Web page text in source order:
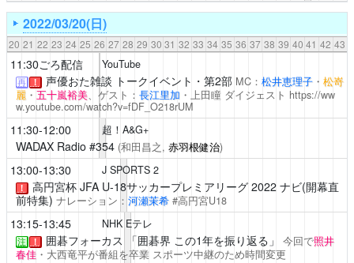
2022/03/20(日)
20 21 22 23 24 25 26 27 28 29 30 31 32 33 34 35 36 37 38 39 40 41 42 43
11:30ごろ配信 YouTube
再 ！ 声優おた雑談 トークイベント・第2部 MC： 松井恵理子・ 松嵜
麗・ 五十嵐裕美、ゲスト： 長江里加 ・上田瞳 ダイジェスト https://ww
w.youtube.com/watch?v=fDF_O218rUM
11:30-12:00 超！A&G+
WADAX Radio#354 (和田昌之, 赤羽根健治)
13:00-13:30 J SPORTS 2
！
高円宮杯 JFA U-18サッカープレミアリーグ 2022 ナビ(開幕直
前特集) ナレーション： 河瀬茉希#高円宮U18
13:15-13:45 NHK Eテレ
注 ！ 囲碁フォーカス 「囲碁界 この1年を振り返る」 今回で照井
春佳・大西竜平が番組を卒業 スポーツ中継のため時間変更